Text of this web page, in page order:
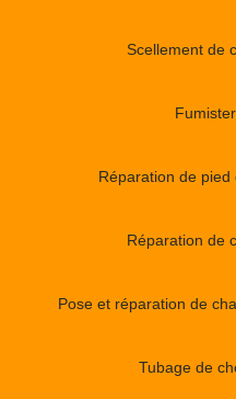
Scellement de
Réparation de
Réparation de
Pose et réparation de
Tubage de